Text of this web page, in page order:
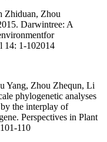
Zhiduan, Zhou
Darwintree: A
14: 1-102014
Yang, Zhou Zhequn, Li
phylogenetic analyses
the interplay of
Perspectives in Plant
110